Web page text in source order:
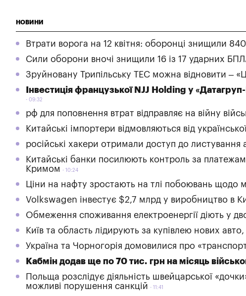
НОВИНИ
Втрати ворога на 12 квітня: оборонці знищили
Сили оборони вночі знищили 16 із 17 ударних
Зруйновану Трипільську ТЕС можна відновити –
Інвестиція французької NJJ Holding у
09:32
рф для поповнення втрат відправляє на війну
Китайські імпортери відмовляються від
російські хакери отримали доступ до
Китайські банки посилюють контроль за
Кримом
10:24
Ціни на нафту зростають на тлі побоювань щодо
Volkswagen інвестує $2,7 млрд у виробництво в
Обмеження споживання електроенергії діють у
Київ та область лідирують за купівлею нових
Україна та Чорногорія домовилися про
Кабмін додав ще по 70 тис. грн на місяць
Польща розслідує діяльність швейцарської
можливі порушення санкцій
11:41